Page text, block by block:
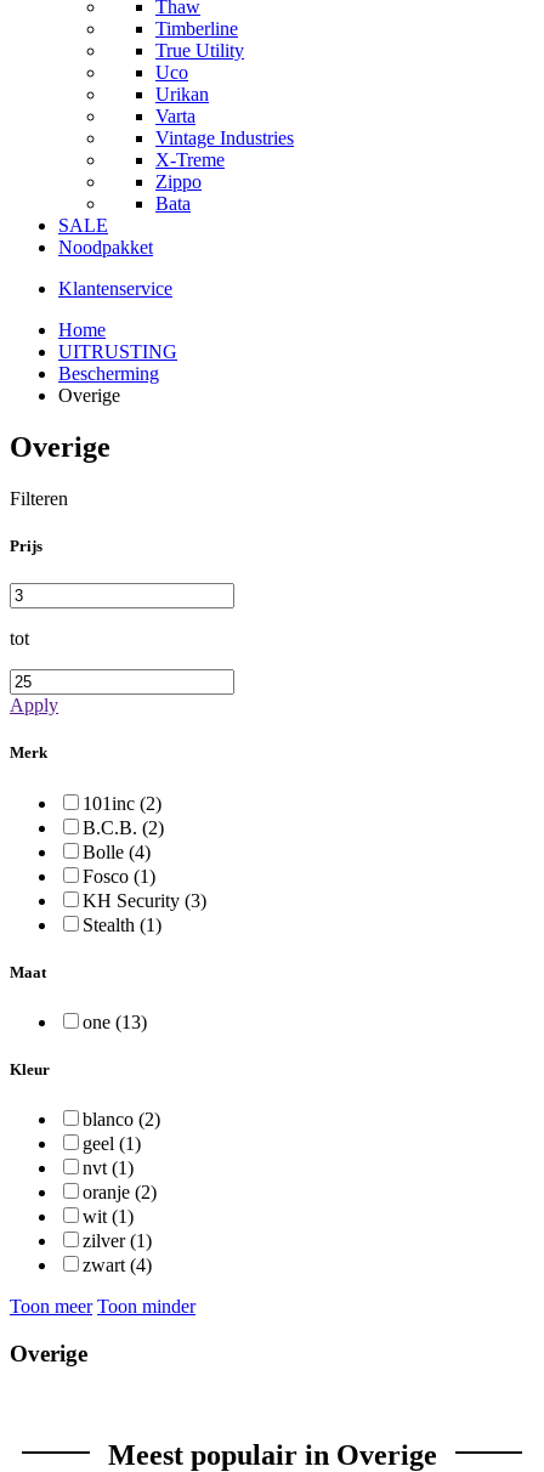
Thaw
Timberline
True Utility
Uco
Urikan
Varta
Vintage Industries
X-Treme
Zippo
Bata
SALE
Noodpakket
Klantenservice
Home
UITRUSTING
Bescherming
Overige
Overige
Filteren
Prijs
tot
Apply
Merk
101inc (2)
B.C.B. (2)
Bolle (4)
Fosco (1)
KH Security (3)
Stealth (1)
Maat
one (13)
Kleur
blanco (2)
geel (1)
nvt (1)
oranje (2)
wit (1)
zilver (1)
zwart (4)
Toon meer Toon minder
Overige
Meest populair in Overige